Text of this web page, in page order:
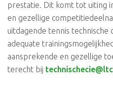
prestatie. Dit komt tot uiting
en gezellige
uitdagende tennis
adequate
aansprekende en gezellige
terecht bij